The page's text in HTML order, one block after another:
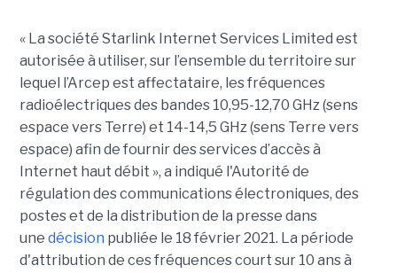
« La société Starlink Internet Services Limited est
autorisée à utiliser, sur l’ensemble du territoire sur
lequel l’Arcep est affectataire, les fréquences
radioélectriques des bandes 10,95-12,70 GHz (sens
espace vers Terre) et 14-14,5 GHz (sens Terre vers
espace) afin de fournir des services d’accès à
Internet haut débit », a indiqué l'Autorité de
régulation des communications électroniques, des
postes et de la distribution de la presse dans
une décision publiée le 18 février 2021. La période
d'attribution de ces fréquences court sur 10 ans à